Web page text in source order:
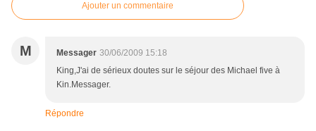
Ajouter un commentaire
M Messager 30/06/2009 15:18
King,J'ai de sérieux doutes sur le séjour des Michael five à
Kin.Messager.
Répondre